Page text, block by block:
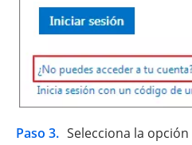
Paso 3. Selecciona la opción